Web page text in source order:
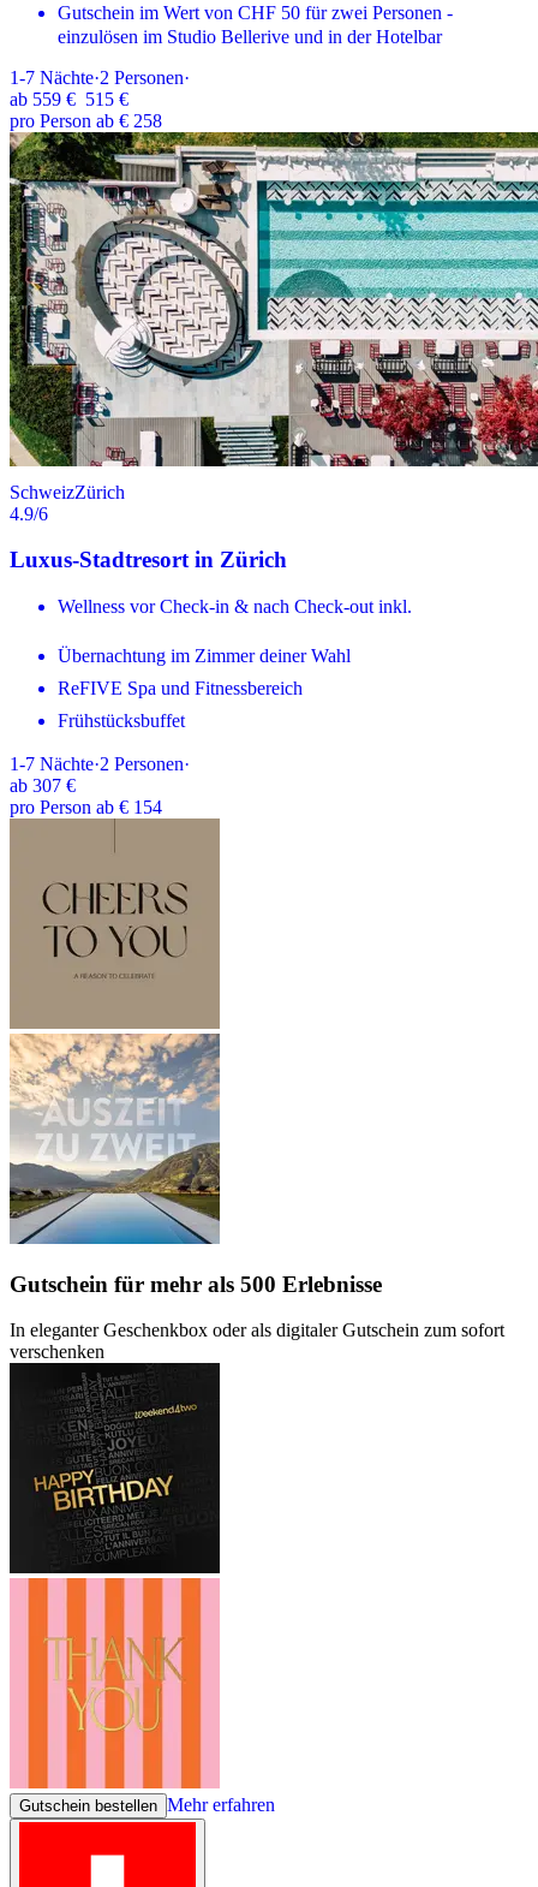
Gutschein im Wert von CHF 50 für zwei Personen -
einzulösen im Studio Bellerive und in der Hotelbar
1-7 Nächte·2 Personen·
ab 559 € 515 €
pro Person ab € 258
SchweizZürich
4.9/6
Luxus-Stadtresort in Zürich
Wellness vor Check-in & nach Check-out inkl.
Übernachtung im Zimmer deiner Wahl
ReFIVE Spa und Fitnessbereich
Frühstücksbuffet
1-7 Nächte·2 Personen·
ab 307 €
pro Person ab € 154
Gutschein für mehr als 500 Erlebnisse
In eleganter Geschenkbox oder als digitaler Gutschein zum sofort
verschenken
Gutschein bestellen Mehr erfahren